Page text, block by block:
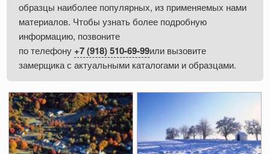
образцы наиболее популярных, из применяемых нами
материалов. Чтобы узнать более подробную
информацию, позвоните
по телефону +7 (918) 510-69-99или вызовите
замерщика с актуальными каталогами и образцами.